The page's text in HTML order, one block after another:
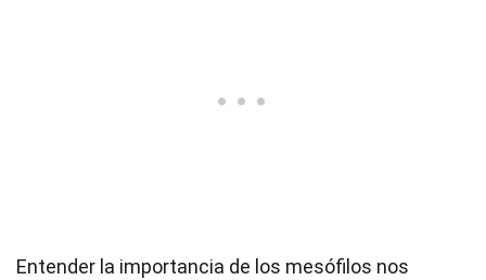
Entender la importancia de los mesófilos nos